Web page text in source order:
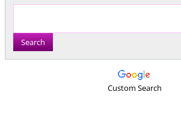
Custom Search